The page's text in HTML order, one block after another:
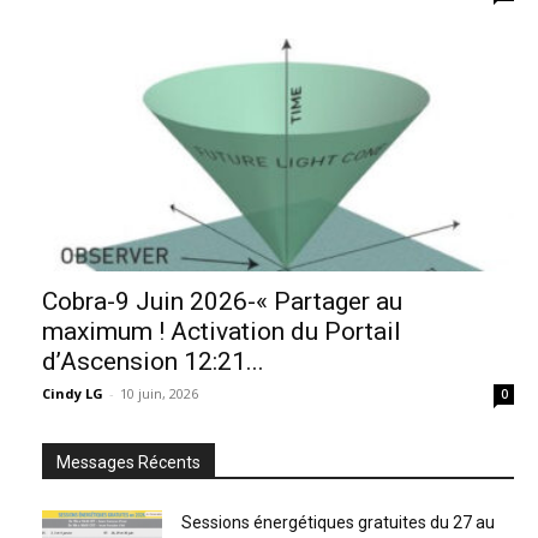
Cobra-9 Juin 2026-« Partager au
maximum ! Activation du Portail
d’Ascension 12:21...
Cindy LG - 10 juin, 2026 0
Messages Récents
Sessions énergétiques gratuites du 27 au